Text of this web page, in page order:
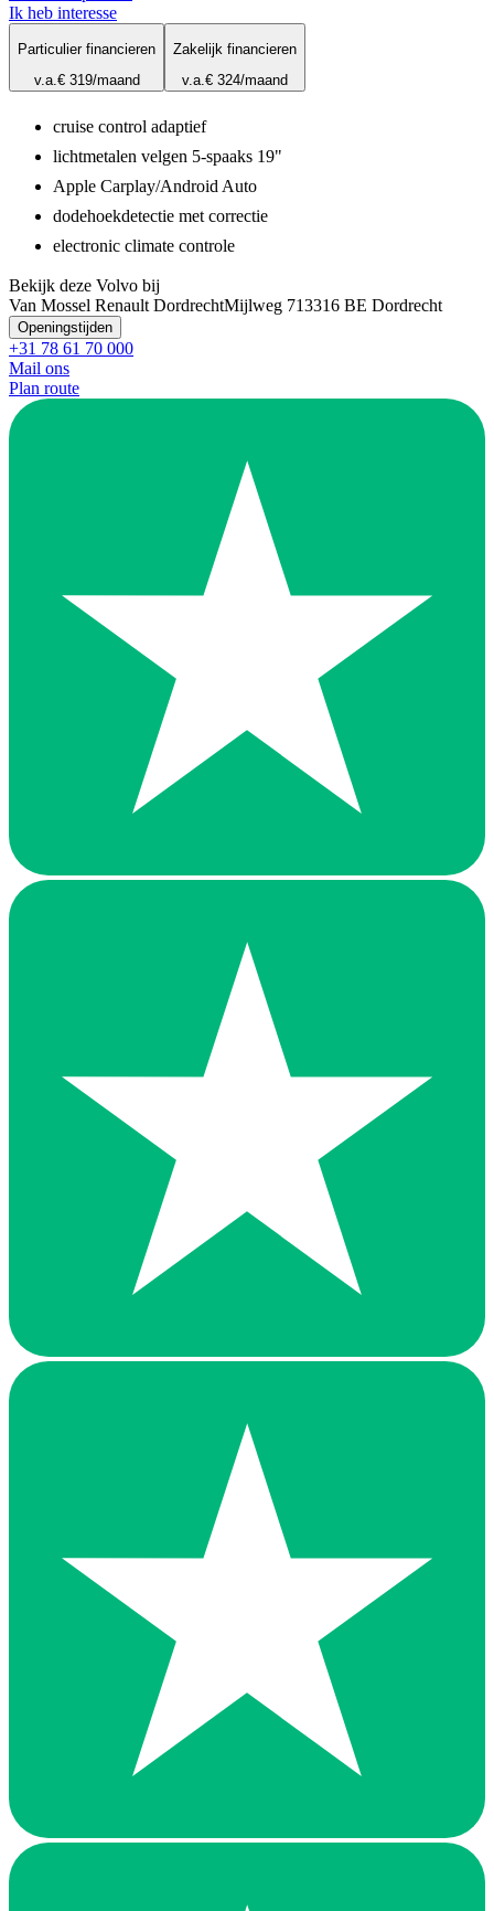
Ik heb interesse
Particulier financieren
v.a.€ 319/maand
Zakelijk financieren
v.a.€ 324/maand
cruise control adaptief
lichtmetalen velgen 5-spaaks 19"
Apple Carplay/Android Auto
dodehoekdetectie met correctie
electronic climate controle
Bekijk deze Volvo bij
Van Mossel Renault DordrechtMijlweg 713316 BE Dordrecht
Openingstijden
+31 78 61 70 000
Mail ons
Plan route